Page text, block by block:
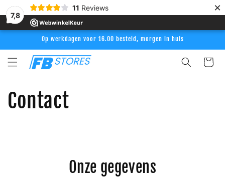
7,8
11 Reviews ×
Meteen
naar de
content
Op werkdagen voor 16.00 besteld, morgen in huis
Contact
Onze gegevens